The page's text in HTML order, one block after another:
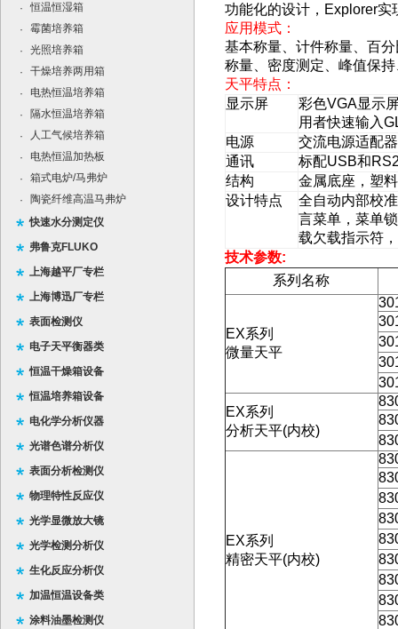
·
恒温恒湿箱
·
霉菌培养箱
·
光照培养箱
·
干燥培养两用箱
·
电热恒温培养箱
·
隔水恒温培养箱
·
人工气候培养箱
·
电热恒温加热板
·
箱式电炉/马弗炉
·
陶瓷纤维高温马弗炉
快速水分测定仪
弗鲁克FLUKO
上海越平厂专栏
上海博迅厂专栏
表面检测仪
电子天平衡器类
恒温干燥箱设备
恒温培养箱设备
电化学分析仪器
光谱色谱分析仪
表面分析检测仪
物理特性反应仪
光学显微放大镜
光学检测分析仪
生化反应分析仪
加温恒温设备类
涂料油墨检测仪
功能化的设计， Explorer实
应用模式：
基本称量、 计件称量、 百分
称量、 密度测定 峰值保持
天平特点：
显示屏
彩色VGA显示
用者快速输入
电源
交流电源适配
通讯
标配USB和
结构
金属底座，塑
设计特点
全自动内部校
言菜单，菜单
载欠载指示符
技术参数:
系列名称
EX系列
微量天平
EX系列
分析天平(内校)
EX系列
精密天平(内校)